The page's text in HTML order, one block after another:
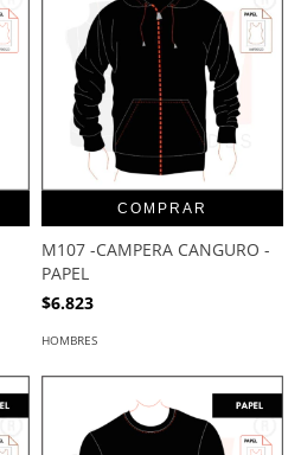
COMPRAR
M107 -CAMPERA CANGURO -
PAPEL
$6.823
HOMBRES